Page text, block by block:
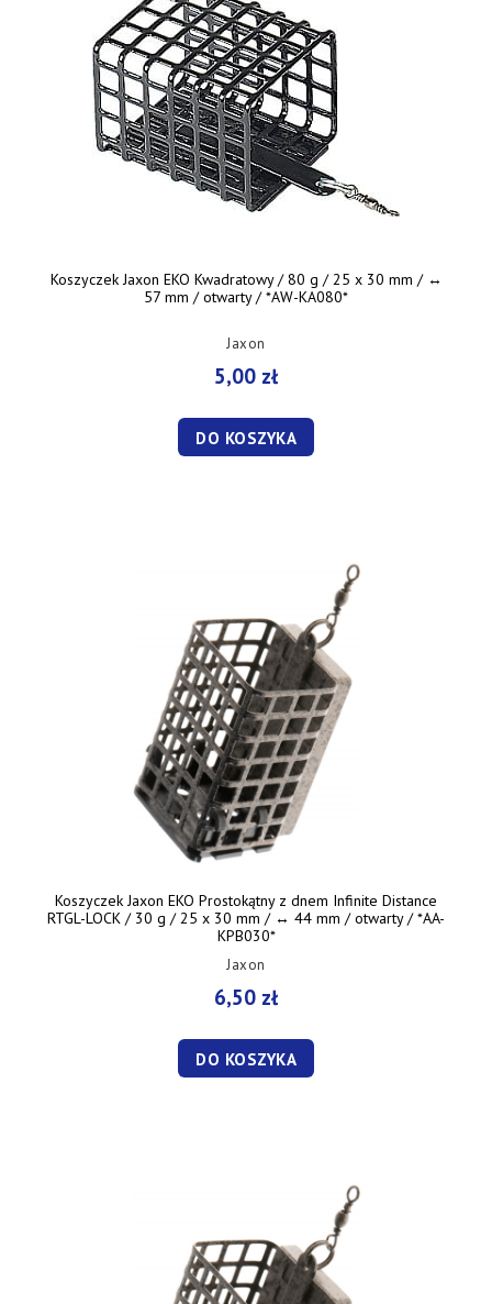
Koszyczek Jaxon EKO Kwadratowy / 80 g / 25 x 30 mm / ↔︎
57 mm / otwarty / *AW-KA080*
Jaxon
5,00 zł
DO KOSZYKA
Koszyczek Jaxon EKO Prostokątny z dnem Infinite Distance
RTGL-LOCK / 30 g / 25 x 30 mm / ↔︎ 44 mm / otwarty / *AA-
KPB030*
Jaxon
6,50 zł
DO KOSZYKA